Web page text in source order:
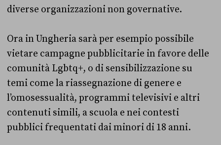
diverse organizzazioni non governative.
Ora in Ungheria sarà per esempio possibile
vietare campagne pubblicitarie in favore delle
comunità Lgbtq+, o di sensibilizzazione su
temi come la riassegnazione di genere e
l’omosessualità, programmi televisivi e altri
contenuti simili, a scuola e nei contesti
pubblici frequentati dai minori di 18 anni.